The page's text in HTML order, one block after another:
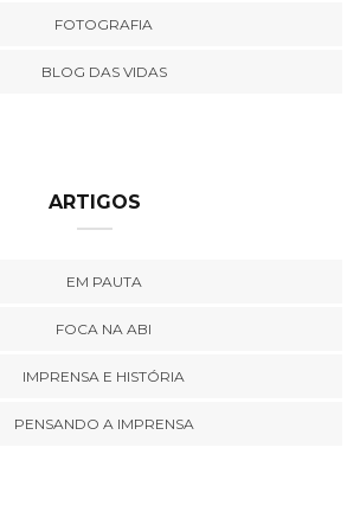
FOTOGRAFIA
BLOG DAS VIDAS
ARTIGOS
EM PAUTA
FOCA NA ABI
IMPRENSA E HISTÓRIA
PENSANDO A IMPRENSA